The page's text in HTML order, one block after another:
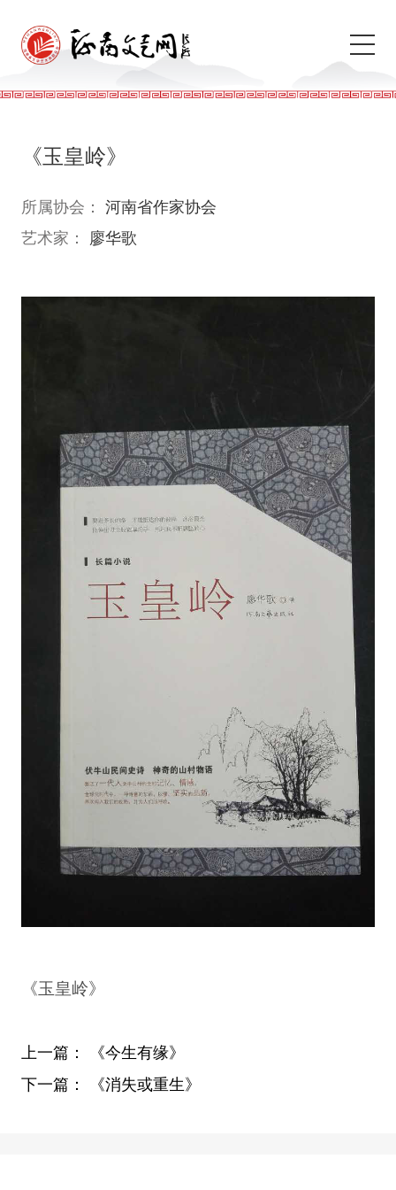
《玉皇岭》
所属协会： 河南省作家协会
艺术家： 廖华歌
《玉皇岭》
上一篇：
《今生有缘》
下一篇：
《消失或重生》